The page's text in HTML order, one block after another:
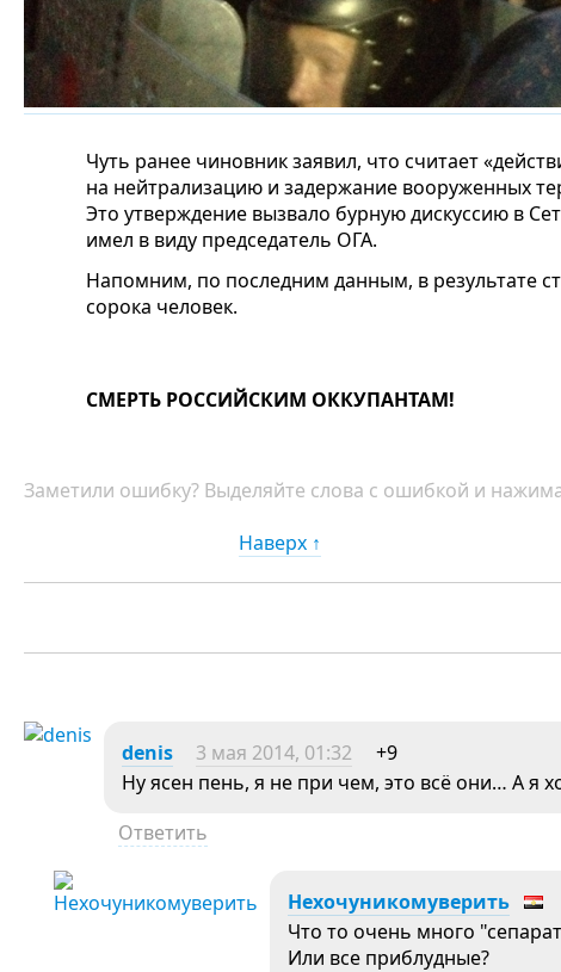
Чуть ранее чиновник заявил, что считает
на нейтрализацию и задержание вооруженных
Это утверждение вызвало бурную дискуссию в
имел в виду председатель ОГА.
Напомним, по последним данным, в результате
сорока человек.
СМЕРТЬ РОССИЙСКИМ ОККУПАНТАМ!
Заметили ошибку? Выделяйте слова с ошибкой и
Наверх ↑
denis 3 мая 2014, 01:32
+9
Ну ясен пень, я не при чем, это всё они… А я
Ответить
Нехочуникомуверить
Что то очень много
Или все приблудные?